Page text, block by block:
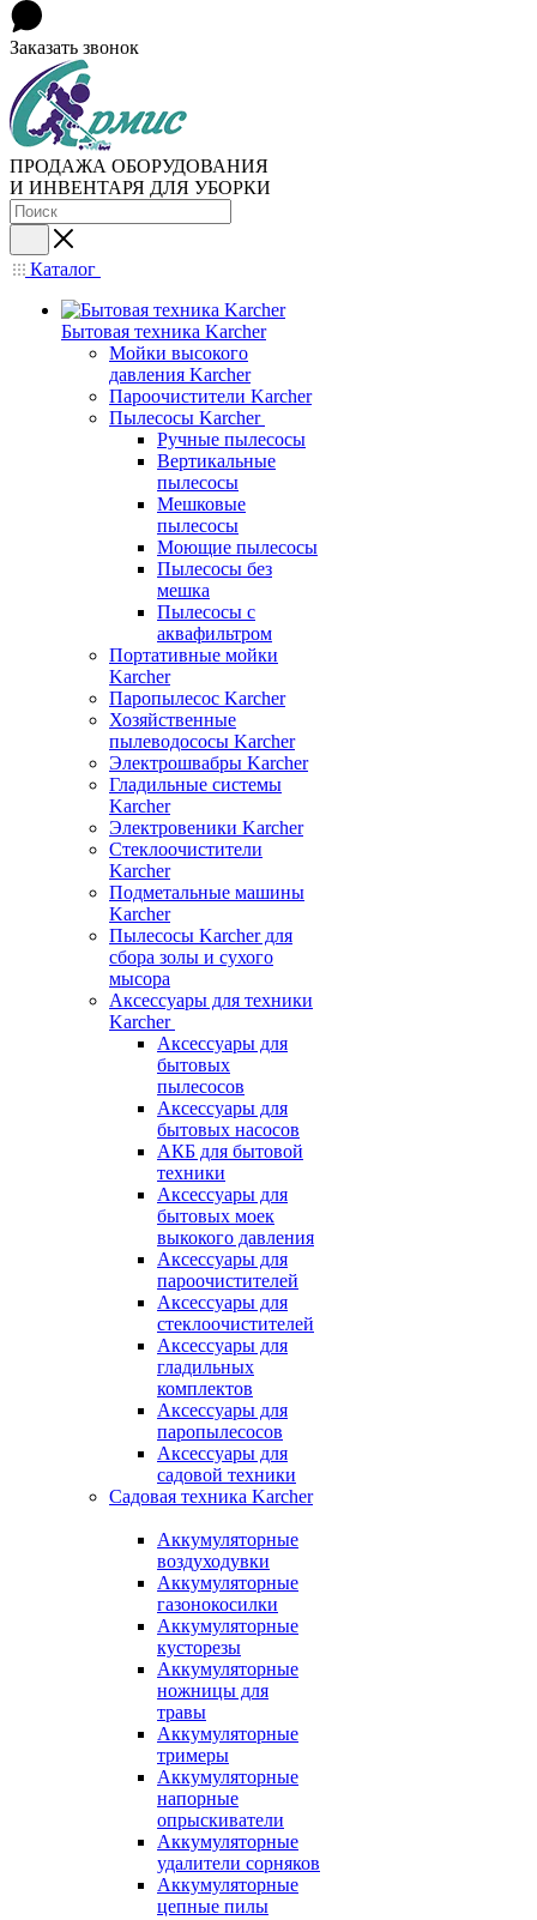
Заказать звонок
ПРОДАЖА ОБОРУДОВАНИЯ
И ИНВЕНТАРЯ ДЛЯ УБОРКИ
Каталог
Бытовая техника Karcher
Мойки высокого
давления Karcher
Пароочистители Karcher
Пылесосы Karcher
Ручные пылесосы
Вертикальные
пылесосы
Мешковые
пылесосы
Моющие пылесосы
Пылесосы без
мешка
Пылесосы с
аквафильтром
Портативные мойки
Karcher
Паропылесос Karcher
Хозяйственные
пылеводососы Karcher
Электрошвабры Karcher
Гладильные системы
Karcher
Электровеники Karcher
Стеклоочистители
Karcher
Подметальные машины
Karcher
Пылесосы Karcher для
сбора золы и сухого
мысора
Аксессуары для техники
Karcher
Аксессуары для
бытовых
пылесосов
Аксессуары для
бытовых насосов
АКБ для бытовой
техники
Аксессуары для
бытовых моек
выкокого давления
Аксессуары для
пароочистителей
Аксессуары для
стеклоочистителей
Аксессуары для
гладильных
комплектов
Аксессуары для
паропылесосов
Аксессуары для
садовой техники
Садовая техника Karcher
Аккумуляторные
воздуходувки
Аккумуляторные
газонокосилки
Аккумуляторные
кусторезы
Аккумуляторные
ножницы для
травы
Аккумуляторные
тримеры
Аккумуляторные
напорные
опрыскиватели
Аккумуляторные
удалители сорняков
Аккумуляторные
цепные пилы